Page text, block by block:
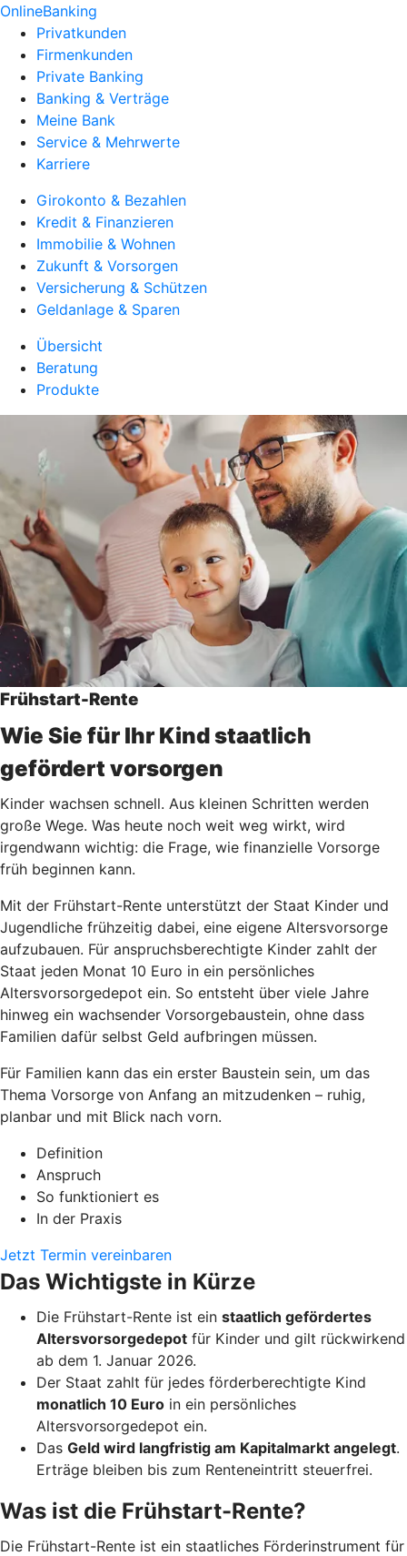
OnlineBanking
Privatkunden
Firmenkunden
Private Banking
Banking & Verträge
Meine Bank
Service & Mehrwerte
Karriere
Girokonto & Bezahlen
Kredit & Finanzieren
Immobilie & Wohnen
Zukunft & Vorsorgen
Versicherung & Schützen
Geldanlage & Sparen
Übersicht
Beratung
Produkte
Frühstart-Rente
Wie Sie für Ihr Kind staatlich
gefördert vorsorgen
Kinder wachsen schnell. Aus kleinen Schritten werden
große Wege. Was heute noch weit weg wirkt, wird
irgendwann wichtig: die Frage, wie finanzielle Vorsorge
früh beginnen kann.
Mit der Frühstart-Rente unterstützt der Staat Kinder und
Jugendliche frühzeitig dabei, eine eigene Altersvorsorge
aufzubauen. Für anspruchsberechtigte Kinder zahlt der
Staat jeden Monat 10 Euro in ein persönliches
Altersvorsorgedepot ein. So entsteht über viele Jahre
hinweg ein wachsender Vorsorgebaustein, ohne dass
Familien dafür selbst Geld aufbringen müssen.
Für Familien kann das ein erster Baustein sein, um das
Thema Vorsorge von Anfang an mitzudenken – ruhig,
planbar und mit Blick nach vorn.
Definition
Anspruch
So funktioniert es
In der Praxis
Jetzt Termin vereinbaren
Das Wichtigste in Kürze
Die Frühstart-Rente ist ein staatlich gefördertes
Altersvorsorgedepot für Kinder und gilt rückwirkend
ab dem 1. Januar 2026.
Der Staat zahlt für jedes förderberechtigte Kind
monatlich 10 Euro in ein persönliches
Altersvorsorgedepot ein.
Das Geld wird langfristig am Kapitalmarkt angelegt.
Erträge bleiben bis zum Renteneintritt steuerfrei.
Was ist die Frühstart-Rente?
Die Frühstart-Rente ist ein staatliches Förderinstrument für